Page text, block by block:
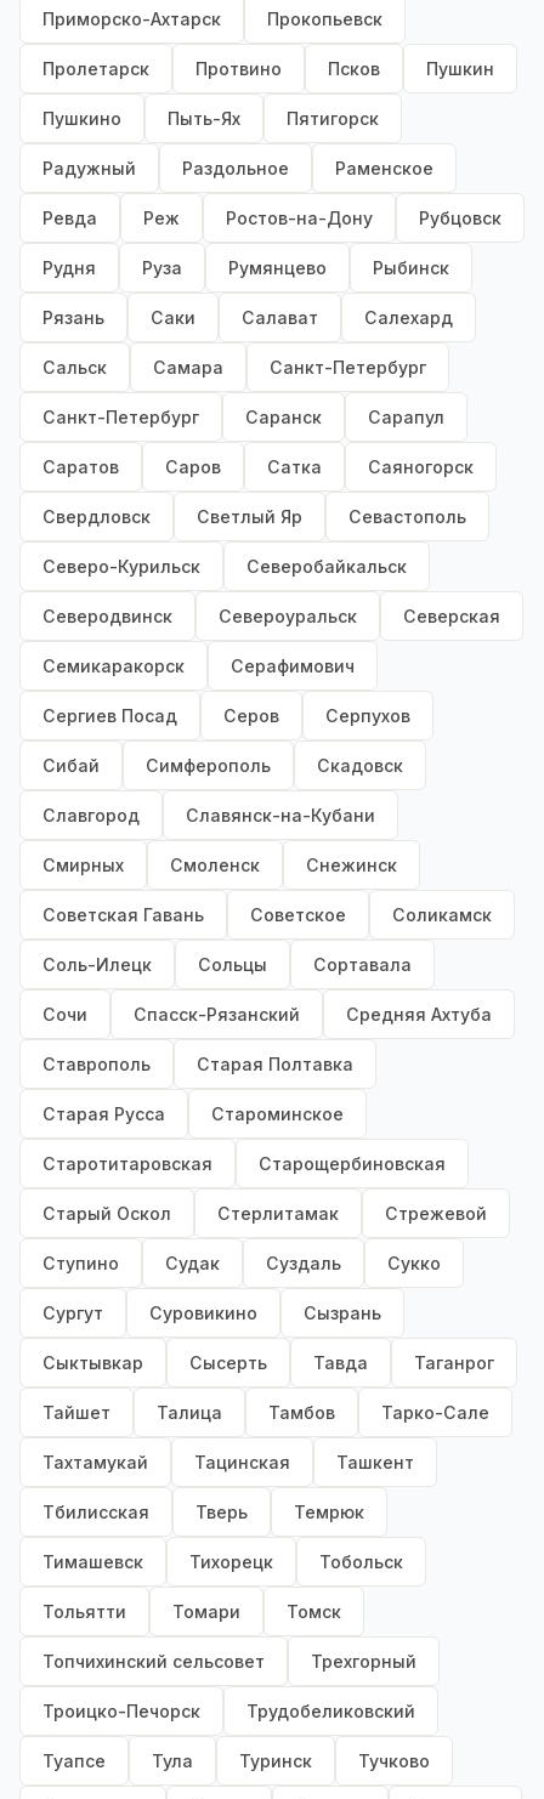
Приморско-Ахтарск Прокопьевск
Пролетарск Протвино Псков Пушкин
Пушкино Пыть-Ях Пятигорск
Радужный Раздольное Раменское
Ревда Реж Ростов-на-Дону Рубцовск
Рудня Руза Румянцево Рыбинск
Рязань Саки Салават Салехард
Сальск Самара Санкт-Петербург
Санкт-Петербург Саранск Сарапул
Саратов Саров Сатка Саяногорск
Свердловск Светлый Яр Севастополь
Северо-Курильск Северобайкальск
Северодвинск Североуральск Северская
Семикаракорск Серафимович
Сергиев Посад Серов Серпухов
Сибай Симферополь Скадовск
Славгород Славянск-на-Кубани
Смирных Смоленск Снежинск
Советская Гавань Советское Соликамск
Соль-Илецк Сольцы Сортавала
Сочи Спасск-Рязанский Средняя Ахтуба
Ставрополь Старая Полтавка
Старая Русса Староминское
Старотитаровская Старощербиновская
Старый Оскол Стерлитамак Стрежевой
Ступино Судак Суздаль Сукко
Сургут Суровикино Сызрань
Сыктывкар Сысерть Тавда Таганрог
Тайшет Талица Тамбов Тарко-Сале
Тахтамукай Тацинская Ташкент
Тбилисская Тверь Темрюк
Тимашевск Тихорецк Тобольск
Тольятти Томари Томск
Топчихинский сельсовет Трехгорный
Троицко-Печорск Трудобеликовский
Туапсе Тула Туринск Тучково